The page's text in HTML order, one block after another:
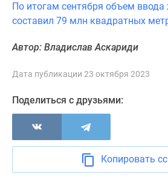
комнатные
застройщиком
эксперта
Студии
Ипотечный
калькулятор
Новости
Новостройки
По итогам сентября объем ввода
составил 79 млн квадратных
Автор: Владислав Аскариди
Дата публикации 23 октября 2023
Поделиться с друзьями:
Копировать